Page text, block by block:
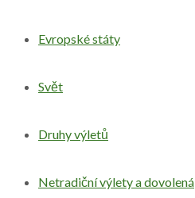
Evropské státy
Svět
Druhy výletů
Netradiční výlety a dovolená